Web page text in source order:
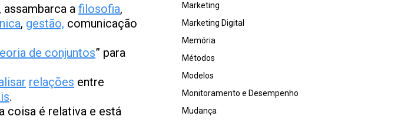
a filosofia,
, gestão, comunicação
de conjuntos” para
relações entre
.
coisa é relativa e está
Marketing
Marketing Digital
Memória
Métodos
Modelos
Monitoramento e Desempenho
Mudança